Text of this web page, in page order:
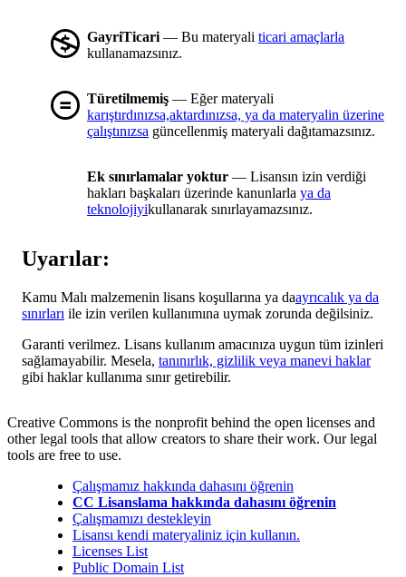
GayriTicari — Bu materyali ticari amaçlarla
kullanamazsınız.
Türetilmemiş — Eğer materyali
karıştırdınızsa,aktardınızsa, ya da materyalin üzerine
çalıştınızsa güncellenmiş materyali dağıtamazsınız.
Ek sınırlamalar yoktur — Lisansın izin verdiği
hakları başkaları üzerinde kanunlarla ya da
teknolojiyikullanarak sınırlayamazsınız.
Uyarılar:
Kamu Malı malzemenin lisans koşullarına ya daayrıcalık ya da
sınırları ile izin verilen kullanımına uymak zorunda değilsiniz.
Garanti verilmez. Lisans kullanım amacınıza uygun tüm izinleri
sağlamayabilir. Mesela, tanınırlık, gizlilik veya manevi haklar
gibi haklar kullanıma sınır getirebilir.
Creative Commons is the nonprofit behind the open licenses and
other legal tools that allow creators to share their work. Our legal
tools are free to use.
Çalışmamız hakkında dahasını öğrenin
CC Lisanslama hakkında dahasını öğrenin
Çalışmamızı destekleyin
Lisansı kendi materyaliniz için kullanın.
Licenses List
Public Domain List